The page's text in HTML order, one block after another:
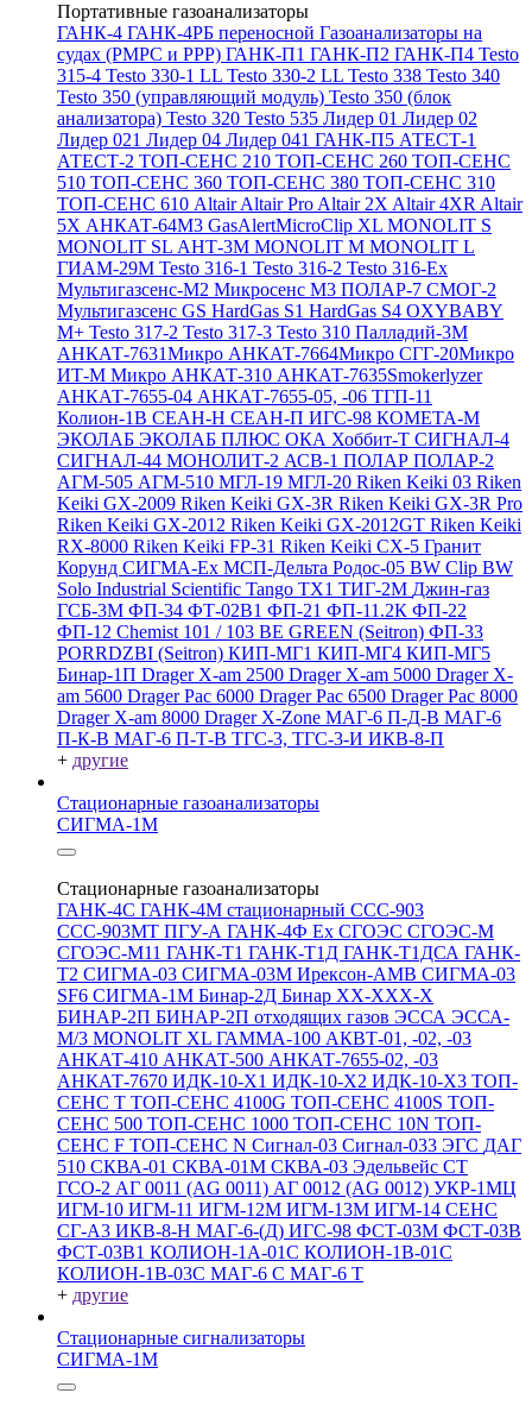
Портативные газоанализаторы
ГАНК-4 ГАНК-4РБ переносной Газоанализаторы на
судах (РМРС и РРР) ГАНК-П1 ГАНК-П2 ГАНК-П4 Testo
315-4 Testo 330-1 LL Testo 330-2 LL Testo 338 Testo 340
Testo 350 (управляющий модуль) Testo 350 (блок
анализатора) Testo 320 Testo 535 Лидер 01 Лидер 02
Лидер 021 Лидер 04 Лидер 041 ГАНК-П5 АТЕСТ-1
АТЕСТ-2 ТОП-СЕНС 210 ТОП-СЕНС 260 ТОП-СЕНС
510 ТОП-СЕНС 360 ТОП-СЕНС 380 ТОП-СЕНС 310
ТОП-СЕНС 610 AltairAltair Pro Altair 2X Altair 4XR Altair
5X АНКАТ-64М3 GasAlertMicroClip XL MONOLIT S
MONOLIT SL АНТ-3М MONOLIT M MONOLIT L
ГИАМ-29М Testo 316-1 Testo 316-2 Testo 316-Ex
Мультигазсенс-М2 Микросенс М3 ПОЛАР-7 СМОГ-2
Мультигазсенс GS HardGas S1 HardGas S4 OXYBABY
M+ Testo 317-2 Testo 317-3 Testo 310 Палладий-3М
АНКАТ-7631Микро АНКАТ-7664Микро СГГ-20Микро
ИТ-М Микро АНКАТ-310 АНКАТ-7635Smokerlyzer
АНКАТ-7655-04 АНКАТ-7655-05, -06 ТГП-11
Колион-1В СЕАН-Н СЕАН-П ИГС-98 КОМЕТА-М
ЭКОЛАБ ЭКОЛАБ ПЛЮС ОКА Хоббит-Т СИГНАЛ-4
СИГНАЛ-44 МОНОЛИТ-2 АСВ-1 ПОЛАР ПОЛАР-2
АГМ-505 АГМ-510 МГЛ-19 МГЛ-20 Riken Keiki 03 Riken
Keiki GX-2009 Riken Keiki GX-3R Riken Keiki GX-3R Pro
Riken Keiki GX-2012 Riken Keiki GX-2012GT Riken Keiki
RX-8000 Riken Keiki FP-31 Riken Keiki CX-5 Гранит
Корунд СИГМА-Ех МСП-Дельта Родос-05 BW Clip BW
Solo Industrial Scientific Tango TX1 ТИГ-2М Джин-газ
ГСБ-3М ФП-34 ФТ-02В1 ФП-21 ФП-11.2К ФП-22
ФП-12 Chemist 101 / 103 BE GREEN (Seitron) ФП-33
PORRDZBI (Seitron) КИП-МГ1 КИП-МГ4 КИП-МГ5
Бинар-1П Drager X-am 2500 Drager X-am 5000 Drager X-
am 5600 Drager Pac 6000 Drager Pac 6500 Drager Pac 8000
Drager X-am 8000 Drager X-Zone МАГ-6 П-Д-В МАГ-6
П-К-В МАГ-6 П-Т-В ТГС-3, ТГС-3-И ИКВ-8-П
+ другие
Стационарные газоанализаторы
СИГМА-1М
Стационарные газоанализаторы
ГАНК-4С ГАНК-4М стационарный ССС-903
ССС-903МТ ПГУ-А ГАНК-4Ф Ex СГОЭС СГОЭС-М
СГОЭС-М11 ГАНК-Т1 ГАНК-Т1Д ГАНК-Т1ДСА ГАНК-
Т2 СИГМА-03 СИГМА-03М Ирексон-АМВ СИГМА-03
SF6 СИГМА-1М Бинар-2Д Бинар ХХ-ХХХ-Х
БИНАР-2П БИНАР-2П отходящих газов ЭССА ЭССА-
М/3 MONOLIT XL ГАММА-100 АКВТ-01, -02, -03
АНКАТ-410 АНКАТ-500 АНКАТ-7655-02, -03
АНКАТ-7670 ИДК-10-Х1 ИДК-10-Х2 ИДК-10-Х3 ТОП-
СЕНС Т ТОП-СЕНС 4100G ТОП-СЕНС 4100S ТОП-
СЕНС 500 ТОП-СЕНС 1000 ТОП-СЕНС 10N ТОП-
СЕНС F ТОП-СЕНС N Сигнал-03 Сигнал-033 ЭГС ДАГ
510 СКВА-01 СКВА-01М СКВА-03 Эдельвейс СТ
ГСО-2 АГ 0011 (AG 0011) АГ 0012 (AG 0012) УКР-1МЦ
ИГМ-10 ИГМ-11 ИГМ-12М ИГМ-13М ИГМ-14 СЕНС
СГ-А3 ИКВ-8-Н МАГ-6-(Д) ИГС-98 ФСТ-03М ФСТ-03В
ФСТ-03В1 КОЛИОН-1А-01С КОЛИОН-1В-01С
КОЛИОН-1В-03С МАГ-6 С МАГ-6 Т
+ другие
Стационарные сигнализаторы
СИГМА-1М